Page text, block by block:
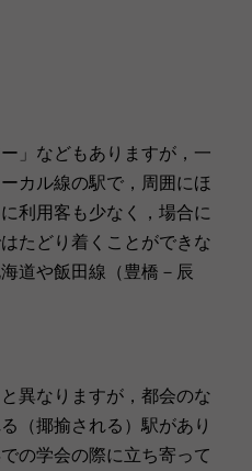
」などもありますが，一
カル線の駅で，周囲にほ
利用客も少なく，場合に
たどり着くことができな
道や飯田線（豊橋－辰
異なりますが，都会のな
（揶揄される）駅があり
の学会の際に立ち寄って